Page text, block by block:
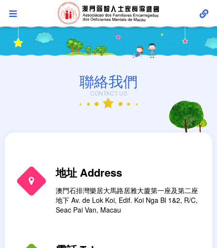
聯絡我們
CONTACT US
地址 Address
澳門石排灣樂居大馬路居雅大廈第一座及第二座
地下 Av. de Lok Koi, Edif. Koi Nga Bl 1&2, R/C,
Seac Pai Van, Macau